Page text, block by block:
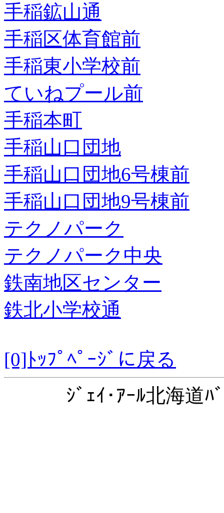
手稲鉱山通
手稲区体育館前
手稲東小学校前
ていねプール前
手稲本町
手稲山口団地
手稲山口団地6号棟前
手稲山口団地9号棟前
テクノパーク
テクノパーク中央
鉄南地区センター
鉄北小学校通
[0]ﾄｯﾌﾟﾍﾟｰｼﾞに戻る
ｼﾞｪｲ･ｱｰﾙ北海道